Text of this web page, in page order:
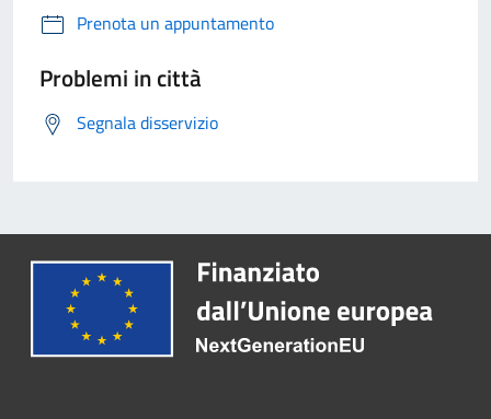
Prenota un appuntamento
Problemi in città
Segnala disservizio